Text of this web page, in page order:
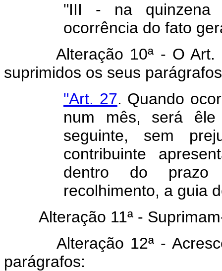
"III - na quinzena
ocorrência do fato
Alteração 10ª - O Art.
suprimidos os seus
"Art. 27. Quando
num mês, será
seguinte, sem
contribuinte
dentro do
recolhimento, a guia
Alteração 11ª -
Alteração 12ª -
parágrafos: